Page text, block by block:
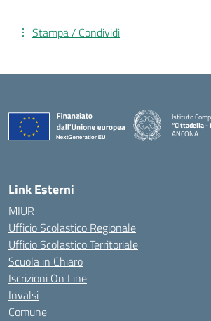
Stampa / Condividi
Istituto
“Cittadella -
ANCONA
Link Esterni
MIUR
Ufficio Scolastico Regionale
Ufficio Scolastico Territoriale
Scuola in Chiaro
Iscrizioni On Line
Invalsi
Comune